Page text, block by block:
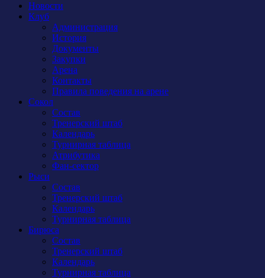
Новости
Клуб
Администрация
История
Документы
Закупки
Арена
Контакты
Правила поведения на арене
Сокол
Состав
Тренерский штаб
Календарь
Турнирная таблица
Атрибутика
Фан-сектор
Рыси
Состав
Тренерский штаб
Календарь
Турнирная таблица
Бирюса
Состав
Тренерский штаб
Календарь
Турнирная таблица